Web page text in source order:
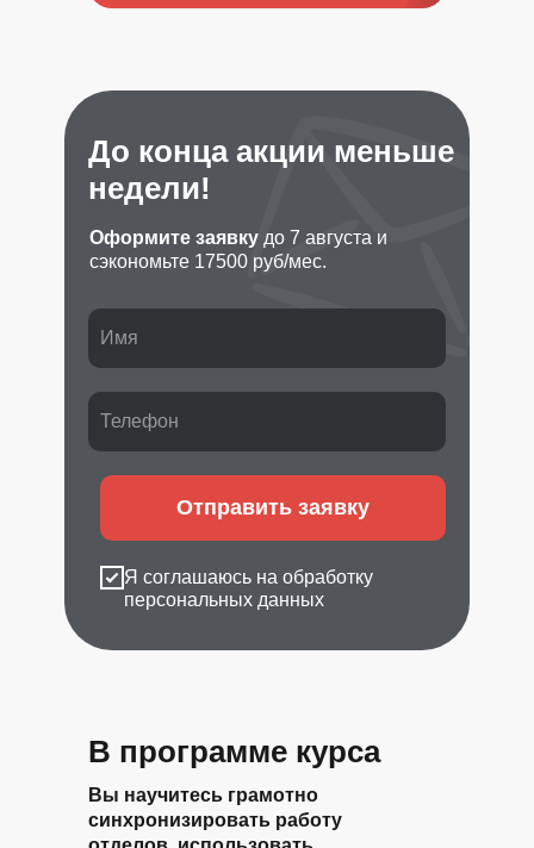
Отправить заявку
Я соглашаюсь на обработку
персональных данных
До конца акции меньше
недели!
Оформите заявку до 7 августа и
сэкономьте 17500 руб/мес.
Вы научитесь грамотно
синхронизировать работу
В программе курса